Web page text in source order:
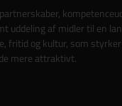
uddeling af midler til en
fritid og kultur, som
mere attraktivt.